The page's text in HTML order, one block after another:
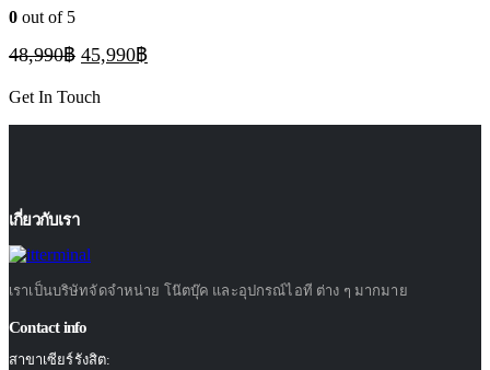
0 out of 5
48,990฿ Original
price
was:
48,990฿.
45,990฿
45,990฿.
Get In Touch
เกี่ยวกับเรา
เราเป็นบริษัทจัดจำหน่าย โน๊ตบุ๊ค และอุปกรณ์ไอที ต่าง ๆ มากมาย
Contact info
สาขาเซียร์รังสิต: